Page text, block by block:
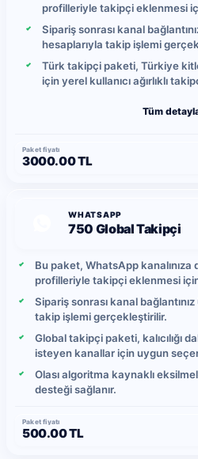
profilleriyle takipçi eklenmesi
Sipariş sonrası kanal
hesaplarıyla takip işlemi
Türk takipçi paketi, Türkiye
için yerel kullanıcı ağırlıklı
Gönderimler kontrollü şekilde
arasında değişebilir.
Yerel kullanıcı hareketlerine
edebilir.
Tüm
Paket fiyatı
3000.00 TL
WHATSAPP
750 Global Takipçi
Bu paket, WhatsApp kanalınıza
profilleriyle takipçi eklenmesi için
Sipariş sonrası kanal
takip işlemi gerçekleştirilir.
Global takipçi paketi, kalıcılığı
isteyen kanallar için uygun
Olası algoritma kaynaklı
desteği sağlanır.
Paket fiyatı
500.00 TL